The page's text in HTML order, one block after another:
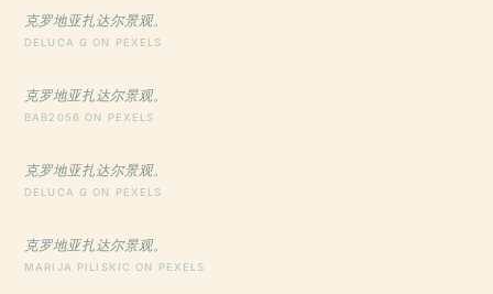
克罗地亚扎达尔景观。
DELUCA G ON PEXELS
克罗地亚扎达尔景观。
BAB2056 ON PEXELS
克罗地亚扎达尔景观。
DELUCA G ON PEXELS
克罗地亚扎达尔景观。
MARIJA PILISKIC ON PEXELS